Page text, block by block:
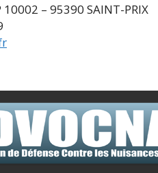
– 95390 SAINT-PRIX